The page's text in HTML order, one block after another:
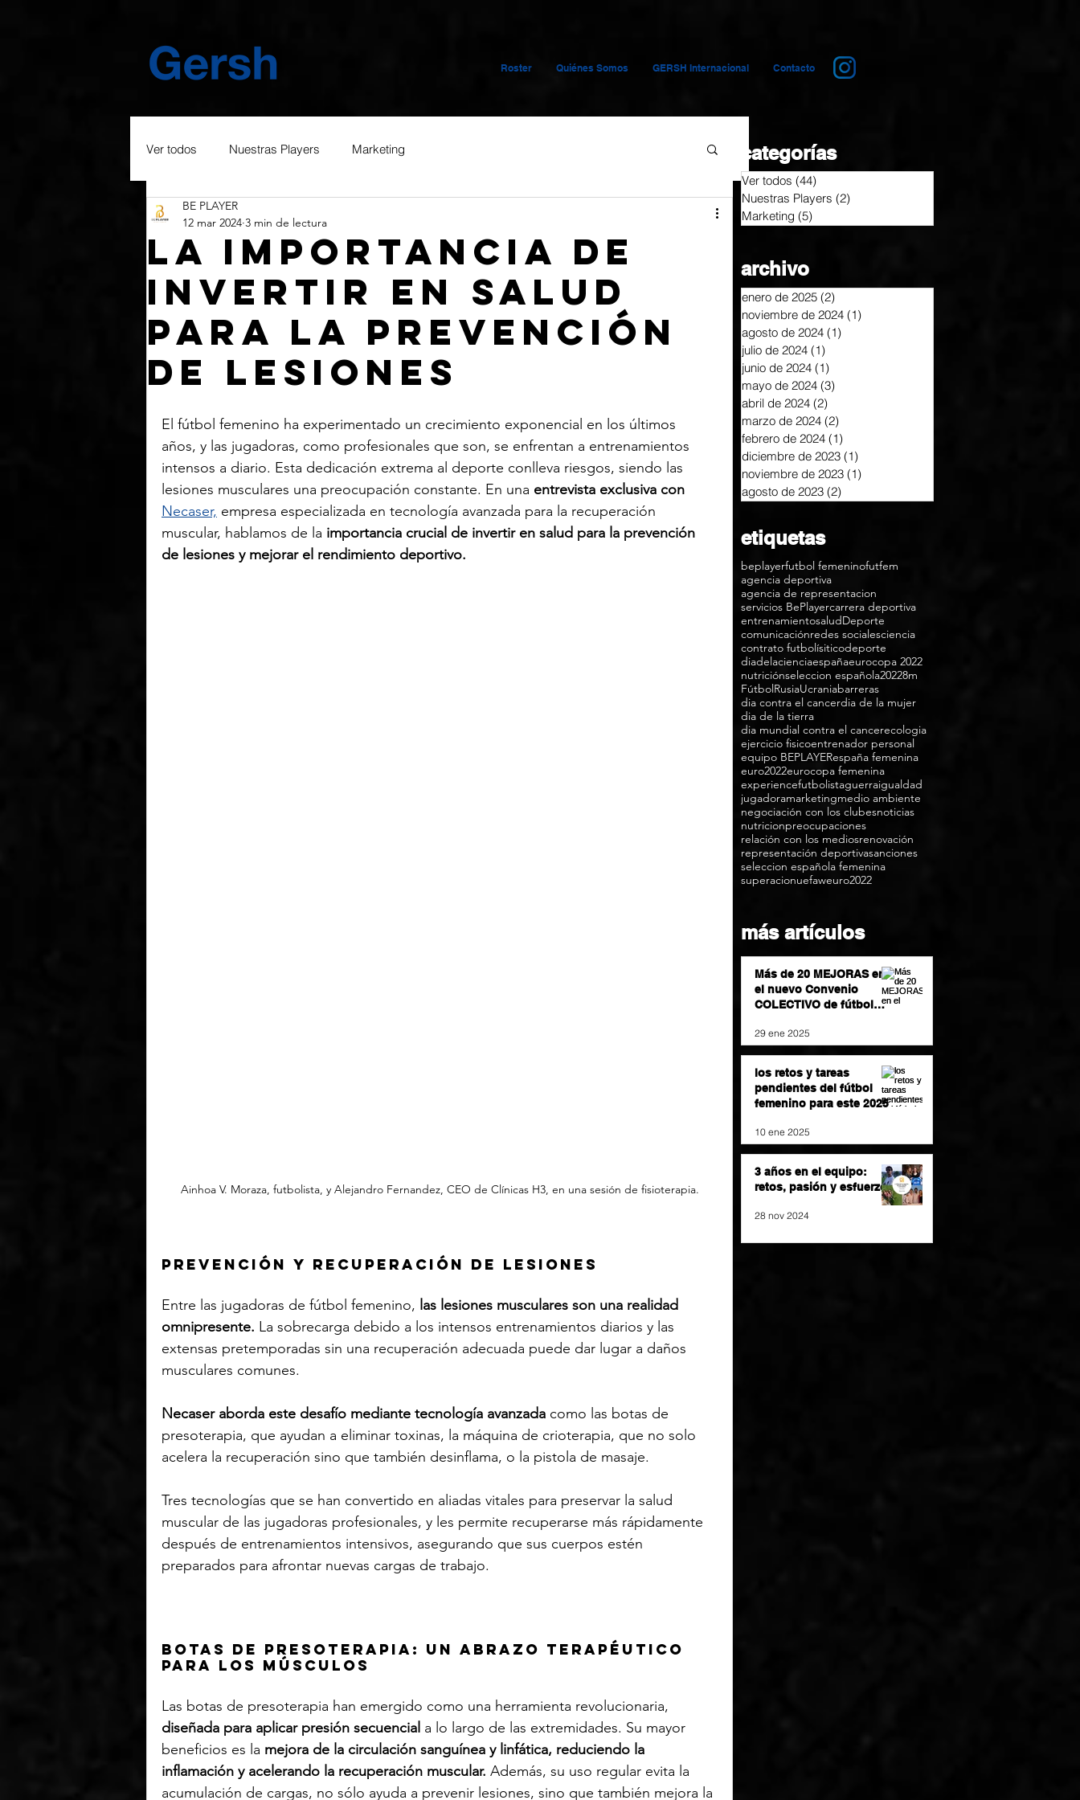
Roster Quiénes Somos GERSH Internacional Contacto
Ver todos Nuestras Players Marketing
La importancia de
invertir en salud
para la prevención
de lesiones
BE PLAYER
12 mar 2024 3 min de lectura
El fútbol femenino ha experimentado un crecimiento exponencial en los últimos
años, y las jugadoras, como profesionales que son, se enfrentan a entrenamientos
intensos a diario. Esta dedicación extrema al deporte conlleva riesgos, siendo las
lesiones musculares una preocupación constante. En una entrevista exclusiva con
Necaser, empresa especializada en tecnología avanzada para la recuperación
muscular, hablamos de la importancia crucial de invertir en salud para la prevención
de lesiones y mejorar el rendimiento deportivo.
Ainhoa V. Moraza, futbolista, y Alejandro Fernandez, CEO de Clínicas H3, en una sesión de fisioterapia.
Prevención y recuperación de lesiones
Entre las jugadoras de fútbol femenino, las lesiones musculares son una realidad
omnipresente. La sobrecarga debido a los intensos entrenamientos diarios y las
extensas pretemporadas sin una recuperación adecuada puede dar lugar a daños
musculares comunes.
Necaser aborda este desafío mediante tecnología avanzada como las botas de
presoterapia, que ayudan a eliminar toxinas, la máquina de crioterapia, que no solo
acelera la recuperación sino que también desinflama, o la pistola de masaje.
Tres tecnologías que se han convertido en aliadas vitales para preservar la salud
muscular de las jugadoras profesionales, y les permite recuperarse más rápidamente
después de entrenamientos intensivos, asegurando que sus cuerpos estén
preparados para afrontar nuevas cargas de trabajo.
Botas de presoterapia: un abrazo terapéutico
para los músculos
Las botas de presoterapia han emergido como una herramienta revolucionaria,
diseñada para aplicar presión secuencial a lo largo de las extremidades. Su mayor
beneficios es la mejora de la circulación sanguínea y linfática, reduciendo la
inflamación y acelerando la recuperación muscular. Además, su uso regular evita la
acumulación de cargas, no sólo ayuda a prevenir lesiones, sino que también mejora la
categorías
Ver todos (44)
Nuestras Players (2)
Marketing (5)
archivo
enero de 2025 (2)
noviembre de 2024 (1)
agosto de 2024 (1)
julio de 2024 (1)
junio de 2024 (1)
mayo de 2024 (3)
abril de 2024 (2)
marzo de 2024 (2)
febrero de 2024 (1)
diciembre de 2023 (1)
noviembre de 2023 (1)
agosto de 2023 (2)
etiquetas
beplayerfutbol femeninofutfem
agencia deportiva
agencia de representacion
servicios BePlayercarrera deportiva
entrenamientosaludDeporte
comunicaciónredes socialesciencia
contrato futbolísiticodeporte
diadelacienciaespañaeurocopa 2022
nutriciónseleccion española20228m
FútbolRusiaUcraniabarreras
dia contra el cancerdia de la mujer
dia de la tierra
dia mundial contra el cancerecologia
ejercicio fisicoentrenador personal
equipo BEPLAYERespaña femenina
euro2022eurocopa femenina
experiencefutbolistaguerraigualdad
jugadoramarketingmedio ambiente
negociación con los clubesnoticias
nutricionpreocupaciones
relación con los mediosrenovación
representación deportivasanciones
seleccion española femenina
superacionuefaweuro2022
más artículos
Más de 20 MEJORAS en
el nuevo Convenio
COLECTIVO de fútbol
29 ene 2025
los retos y tareas
pendientes del fútbol
femenino para este 2025
10 ene 2025
3 años en el equipo:
retos, pasión y esfuerzo
28 nov 2024